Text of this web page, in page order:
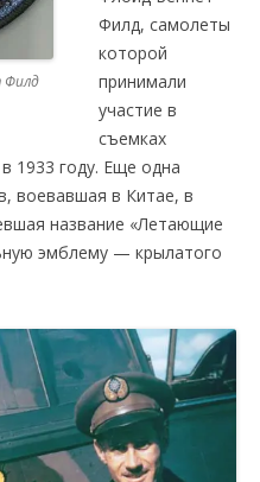
Филд
Филд, самолеты
которой ​​
принимали
участие в
съемках
1933 году. Еще одна
воевавшая в Китае, в
название «Летающие
эмблему — крылатого